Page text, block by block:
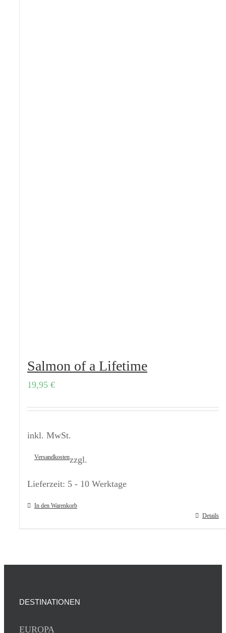
Salmon of a Lifetime
19,95 €
inkl. MwSt.
zzgl.
Versandkosten
Lieferzeit: 5 - 10 Werktage
In den Warenkorb
Details
DESTINATIONEN
EUROPA